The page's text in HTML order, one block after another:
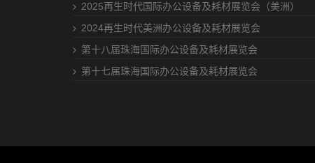
2025再生时代国际办公设备及耗材展览会（美洲）
2024再生时代美洲办公设备及耗材展览会
第十八届珠海国际办公设备及耗材展览会
第十七届珠海国际办公设备及耗材展览会